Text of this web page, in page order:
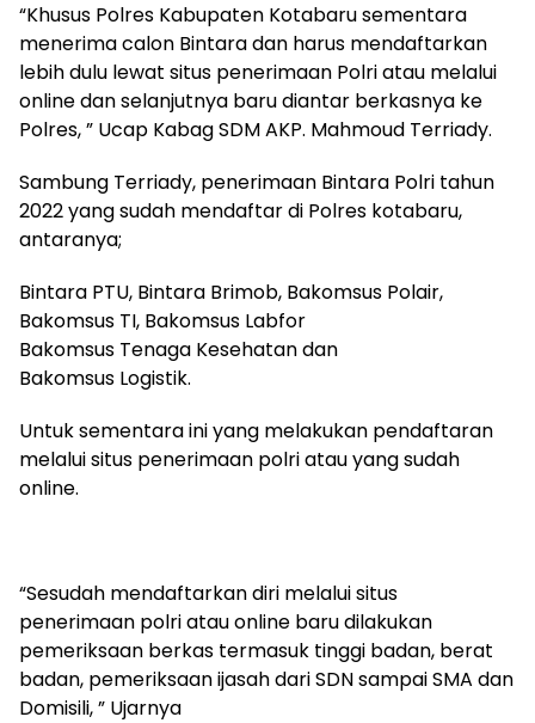
“Khusus Polres Kabupaten Kotabaru sementara
menerima calon Bintara dan harus mendaftarkan
lebih dulu lewat situs penerimaan Polri atau melalui
online dan selanjutnya baru diantar berkasnya ke
Polres, ” Ucap Kabag SDM AKP. Mahmoud Terriady.
Sambung Terriady, penerimaan Bintara Polri tahun
2022 yang sudah mendaftar di Polres kotabaru,
antaranya;
Bintara PTU, Bintara Brimob, Bakomsus Polair,
Bakomsus TI, Bakomsus Labfor
Bakomsus Tenaga Kesehatan dan
Bakomsus Logistik.
Untuk sementara ini yang melakukan pendaftaran
melalui situs penerimaan polri atau yang sudah
online.
“Sesudah mendaftarkan diri melalui situs
penerimaan polri atau online baru dilakukan
pemeriksaan berkas termasuk tinggi badan, berat
badan, pemeriksaan ijasah dari SDN sampai SMA dan
Domisili, ” Ujarnya